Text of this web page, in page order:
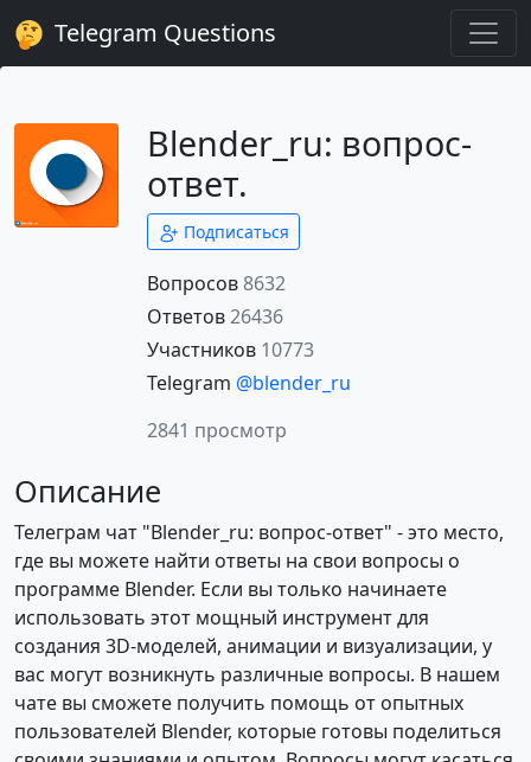
Telegram Questions
Blender_ru: вопрос-
ответ.
Подписаться
Вопросов8632
Ответов26436
Участников 10773
Telegram @blender_ru
2841 просмотр
Описание
Телеграм чат "Blender_ru: вопрос-ответ" - это место,
где вы можете найти ответы на свои вопросы о
программе Blender. Если вы только начинаете
использовать этот мощный инструмент для
создания 3D-моделей, анимации и визуализации, у
вас могут возникнуть различные вопросы. В нашем
чате вы сможете получить помощь от опытных
пользователей Blender, которые готовы поделиться